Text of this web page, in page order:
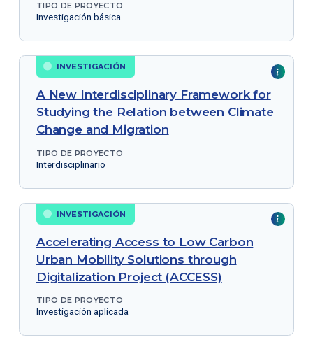
TIPO DE PROYECTO
Investigación básica
INVESTIGACIÓN
A New Interdisciplinary Framework for
Studying the Relation between Climate
Change and Migration
TIPO DE PROYECTO
Interdisciplinario
INVESTIGACIÓN
Accelerating Access to Low Carbon
Urban Mobility Solutions through
Digitalization Project (ACCESS)
TIPO DE PROYECTO
Investigación aplicada